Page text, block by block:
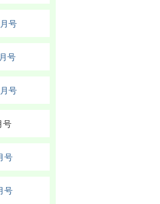
号
号
号
号
号
号